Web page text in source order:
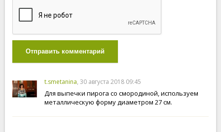
Отправить комментарий
t.smetanina, 30 августа 2018 09:45
Для выпечки пирога со смородиной, используем
металлическую форму диаметром 27 см.